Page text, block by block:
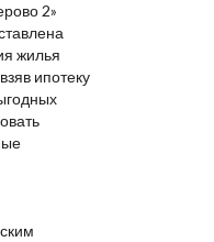
2»
жилья
ипотеку